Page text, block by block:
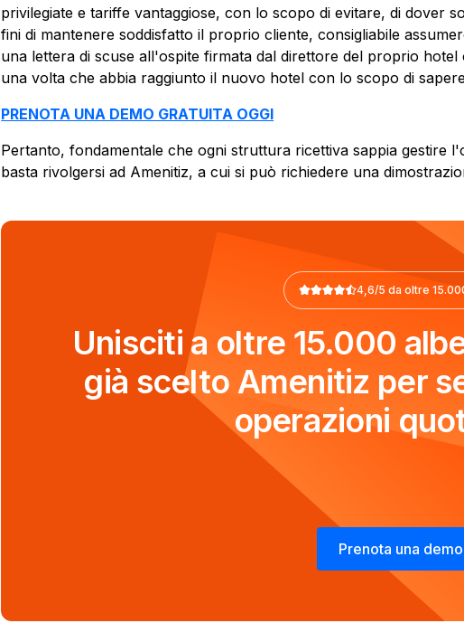
privilegiate e tariffe vantaggiose, con lo scopo di evitare, di dover
fini di mantenere soddisfatto il proprio cliente, consigliabile
una lettera di scuse all'ospite firmata dal direttore del proprio
una volta che abbia raggiunto il nuovo hotel con lo scopo di
PRENOTA UNA DEMO GRATUITA OGGI
Pertanto, fondamentale che ogni struttura ricettiva sappia gestire
basta rivolgersi ad Amenitiz, a cui si può richiedere una
4,6/5 da oltre
Unisciti a oltre 15.000
già scelto Amenitiz per
operazioni
Prenota una demo